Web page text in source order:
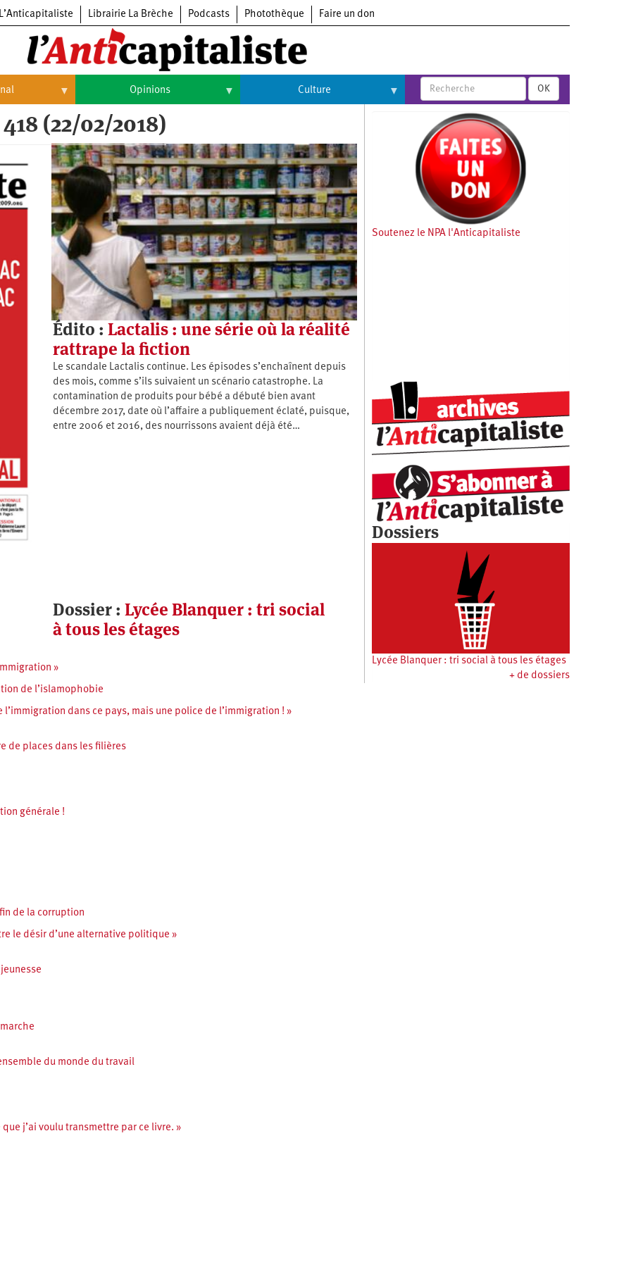
L’Anticapitaliste Librairie La Brèche Podcasts Photothèque Faire un don
Opinions
Opinions
Histoire
Culture
Arts
Cinéma
Expositions
Livres
Musique
OK
(22/02/2018)
Édito : Lactalis : une série où la réalité
rattrape la fiction
Le scandale Lactalis continue. Les épisodes s’enchaînent depuis
des mois, comme s’ils suivaient un scénario catastrophe. La
contamination de produits pour bébé a débuté bien avant
décembre 2017, date où l’affaire a publiquement éclaté, puisque,
entre 2006 et 2016, des nourrissons avaient déjà été…
Dossier : Lycée Blanquer : tri social
à tous les étages
»
de l’islamophobie
dans ce pays, mais une police de l’immigration ! »
de places dans les filières
générale !
de la corruption
le désir d’une alternative politique »
du monde du travail
j’ai voulu transmettre par ce livre. »
Soutenez le NPA l'Anticapitaliste
Dossiers
Lycée Blanquer : tri social à tous les étages
+ de dossiers